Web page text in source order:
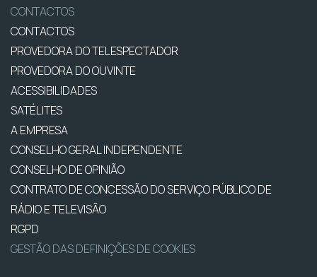
CONTACTOS
CONTACTOS
PROVEDORA DO TELESPECTADOR
PROVEDORA DO OUVINTE
ACESSIBILIDADES
SATÉLITES
A EMPRESA
CONSELHO GERAL INDEPENDENTE
CONSELHO DE OPINIÃO
CONTRATO DE CONCESSÃO DO SERVIÇO PÚBLICO DE
RÁDIO E TELEVISÃO
RGPD
GESTÃO DAS DEFINIÇÕES DE COOKIES